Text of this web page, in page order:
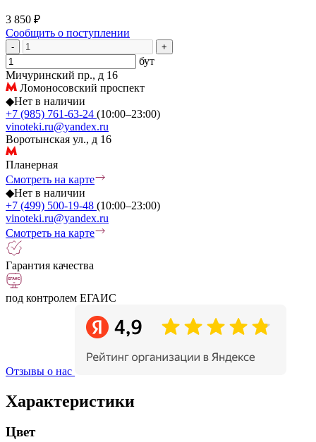
3 850 ₽
Сообщить о поступлении
- +
бут
Мичуринский пр., д 16
Ломоносовский проспект
◆Нет в наличии
+7 (985) 761-63-24 (10:00–23:00)
vinoteki.ru@yandex.ru
Воротынская ул., д 16
Планерная
Смотреть на карте
◆Нет в наличии
+7 (499) 500-19-48 (10:00–23:00)
vinoteki.ru@yandex.ru
Смотреть на карте
Гарантия качества
под контролем ЕГАИС
Отзывы о нас
Характеристики
Цвет